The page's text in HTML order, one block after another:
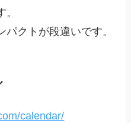
クトが段違いです。
calendar/